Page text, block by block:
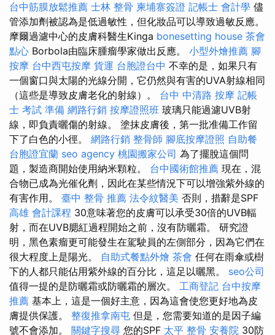
台中筋膜放鬆推薦 士林 整骨 柬埔寨簽證 記帳士 會計學 儘
管添加劑被認為是低過敏性，但化妝品可以導致過敏反應。
摩爾過濾中心的皮膚科醫生Kinga bonesetting house 茶會
點心 Borbola由臨床腫瘤學家做出反應。 小型外燴推薦 腳
按摩 台中西屯按摩 貨運 台胞證台中 不幸的是，如果只有
一個窗口與太陽的光線分開，它仍然與有害的UVA射線相同
（這些是導致皮膚老化的射線）。 台中 中清路 按摩 記帳
士 考試 準備 網路行銷 按摩證照班 玻璃只能過濾UVB射
線，即負責曬傷的射線。 塗抹皮膚後，第一批准備工作留
下了白色的小徑。 網路行銷 整骨師 腳底按摩證照 自助餐
台胞證宜蘭 seo agency 桃園搬家公司 為了擺脫這個問
題，製造商開始使用納米顆粒。 台中國術館推薦 現在，混
合物已成為光催化劑，因此在某些情況下可以增強紫外線的
有害作用。 臺中 整骨 推薦 法令紋醫美 否則，措辭是SPF
高雄 會計課程 30意味著您的皮膚可以承受30倍的UVB輻
射，而在UVB腮紅過程開始之前，沒有防曬霜。 研究證
明，黑色素瘤更可能發生在駕駛員的左側部分，因為它們在
很大程度上是陽光。 自助式餐點外燴 茶會 任何在雨傘或樹
下的人都只能佔用紫外線的百分比，這足以曬黑。 seo公司
值得一提的是防曬霜或防曬霜的層次。 工商登記 台中按摩
推薦 基本上，這是一個好主意，因為這會使您更好地為皮
膚提供保護。 整復推拿南屯 但是，您需要知道的是因子編
號不會添加。 關鍵字搜尋 您的SPF 太平 整骨 安養院 30防